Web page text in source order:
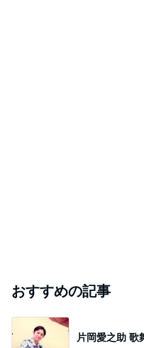
おすすめの記事
片岡愛之助 歌